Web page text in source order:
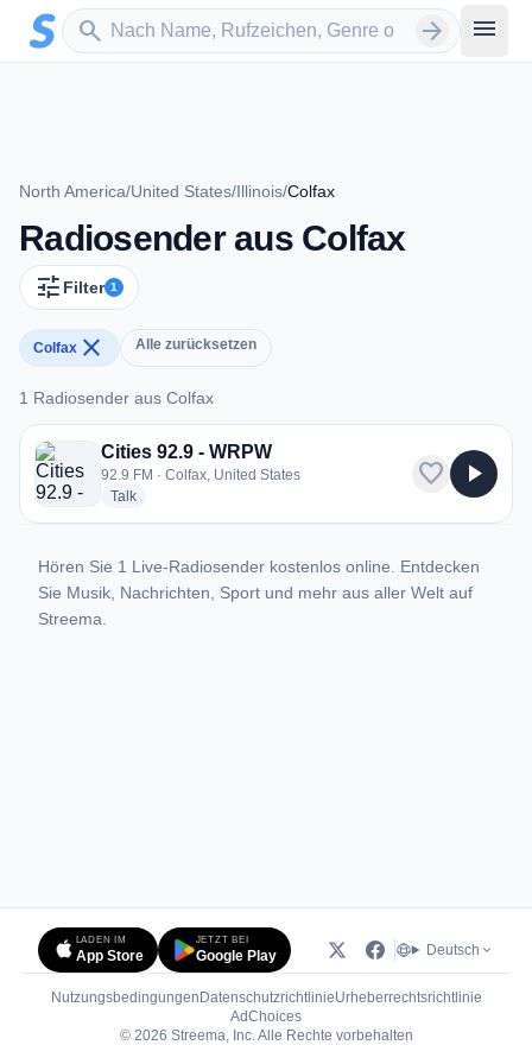
Zum Hauptinhalt springen
search
Sender suchen arrow_forward menu
North America/United States/Illinois/Colfax
Radiosender aus Colfax
tune Filter 1
Colfax close Alle zurücksetzen
1 Radiosender aus Colfax
1 Radiosender aus Colfax
Cities 92.9 - WRPW
92.9 FM · Colfax, United States
Talkradio stations
favorite play_arrow
Hören Sie 1 Live-Radiosender kostenlos online. Entdecken
Sie Musik, Nachrichten, Sport und mehr aus aller Welt auf
Streema.
LADEN IM
App Store
JETZT BEI
Google Play Deutsch
Nutzungsbedingungen DatenschutzrichtlinieUrheberrechtsrichtlinie
AdChoices(öffnet in neuem Tab)
© 2026 Streema, Inc. Alle Rechte vorbehalten